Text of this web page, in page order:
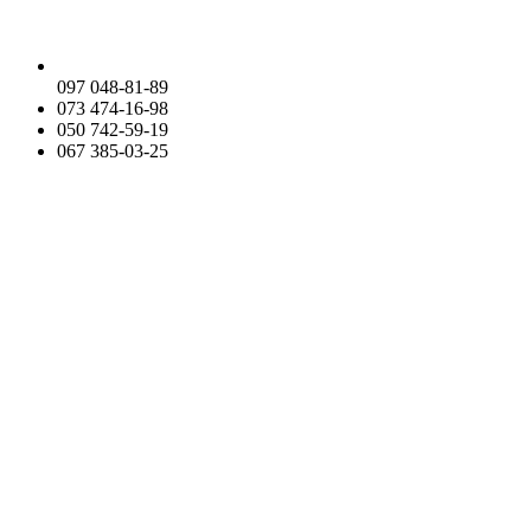
097 048-81-89
073 474-16-98
050 742-59-19
067 385-03-25